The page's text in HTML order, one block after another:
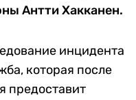
Антти Хакканен.
инцидента
которая после
предоставит